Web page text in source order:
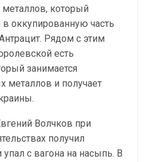
который
оккупированную часть
Рядом с этим
есть
занимается
металлов и получает
Волчков при
получил
с вагона на насыпь. В